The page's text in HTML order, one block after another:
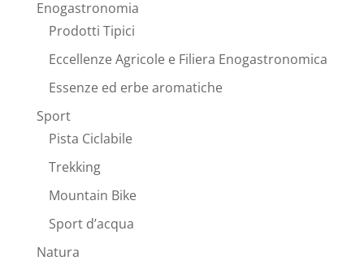
Enogastronomia
Prodotti Tipici
Eccellenze Agricole e Filiera Enogastronomica
Essenze ed erbe aromatiche
Sport
Pista Ciclabile
Trekking
Mountain Bike
Sport d’acqua
Natura